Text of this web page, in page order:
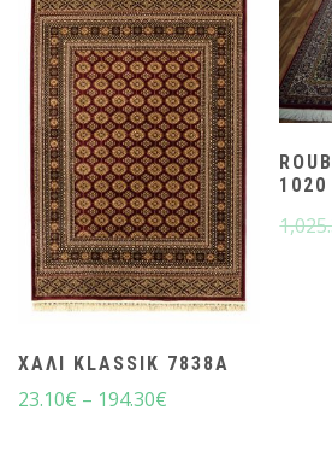
ΧΑΛΙ KLASSIK 7838A
23.10€ – 194.30€
1020